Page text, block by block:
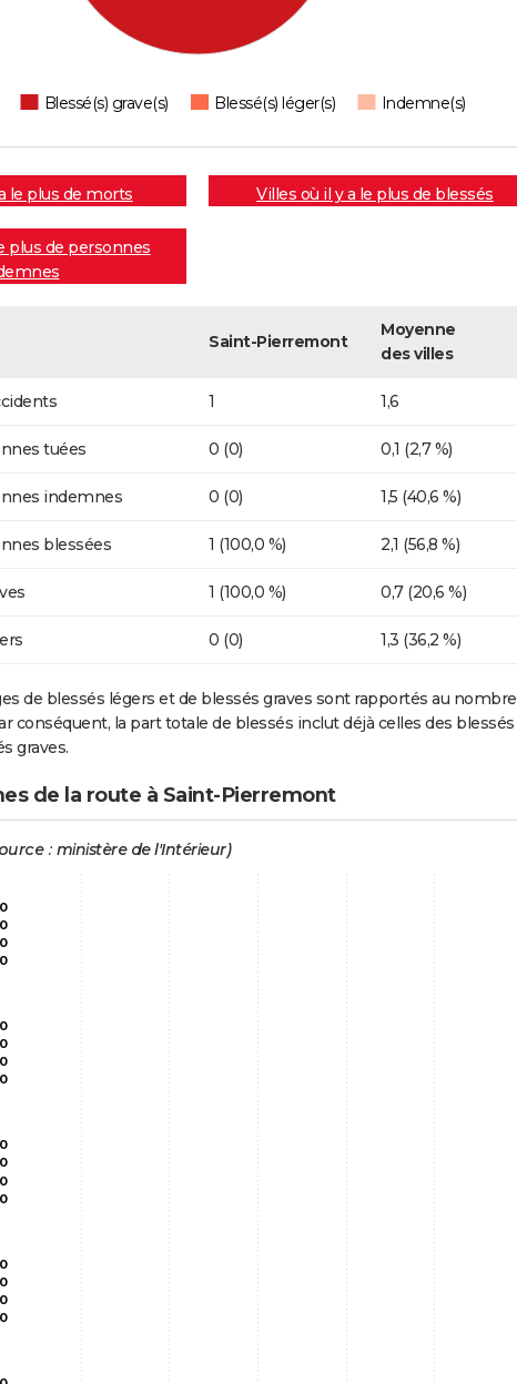
Blessé(s) grave(s) Blessé(s) léger(s) Indemne(s)
le plus de morts Villes où il y a le plus de blessés
plus de personnes
Saint-Pierremont
Moyenne
des villes
1 1,6
tuées 0 (0) 0,1 (2,7 %)
indemnes 0 (0) 1,5 (40,6 %)
blessées 1 (100,0 %) 2,1 (56,8 %)
1 (100,0 %) 0,7 (20,6 %)
0 (0) 1,3 (36,2 %)
de blessés légers et de blessés graves sont rapportés au nombre
conséquent, la part totale de blessés inclut déjà celles des blessés
graves.
de la route à Saint-Pierremont
: ministère de l'Intérieur)
0
0
0
0
0
0
0
0
0
0
0
0
0
0
0
0